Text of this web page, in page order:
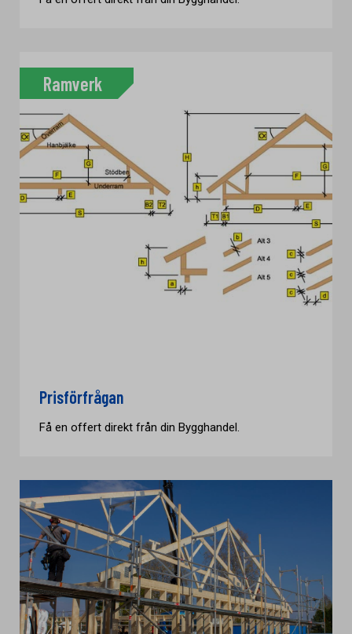
Ramverk
Prisförfrågan
Få en offert direkt från din Bygghandel.